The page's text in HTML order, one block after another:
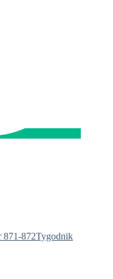
871-872Tygodnik